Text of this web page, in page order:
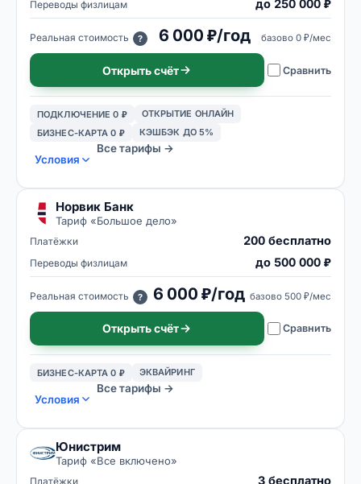
Переводы физлицам до 250 000 ₽
Реальная стоимость ? 6 000 ₽/год базово 0 ₽/мес
Открыть счёт Сравнить
ПОДКЛЮЧЕНИЕ 0 ₽
ОТКРЫТИЕ ОНЛАЙН
БИЗНЕС-КАРТА 0 ₽
КЭШБЭК ДО 5%
Условия
Все тарифы →
Норвик Банк
Тариф «Большое дело»
Платёжки 200 бесплатно
Переводы физлицам до 500 000 ₽
Реальная стоимость ? 6 000 ₽/год базово 500 ₽/мес
Открыть счёт Сравнить
БИЗНЕС-КАРТА 0 ₽ ЭКВАЙРИНГ
Условия
Все тарифы →
Юнистрим
Тариф «Все включено»
Платёжки 3 бесплатно